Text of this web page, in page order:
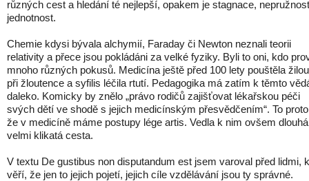
různých cest a hledání té nejlepší, opakem je stagnace,
jednotnost.
Chemie kdysi bývala alchymií, Faraday či Newton neznali teorii
relativity a přece jsou pokládáni za velké fyziky. Byli to oni, kdo
mnoho různých pokusů. Medicína ještě před 100 lety pouštěla
při žloutence a syfilis léčila rtutí. Pedagogika má zatím k těmto
daleko. Komicky by znělo „právo rodičů zajišťovat lékařskou péči
svých dětí ve shodě s jejich medicínským přesvědčením“. To
že v medicíně máme postupy lége artis. Vedla k nim ovšem
velmi klikatá cesta.
V textu De gustibus non disputandum est jsem varoval před lidmi,
věří, že jen to jejich pojetí, jejich cíle vzdělávání jsou ty správné.